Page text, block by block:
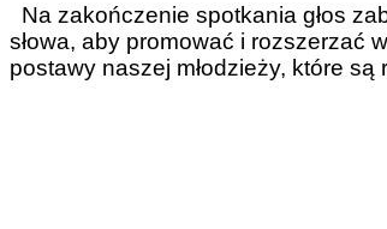
Na zakończenie spotkania głos
słowa, aby promować i rozszerzać
postawy naszej młodzieży, które